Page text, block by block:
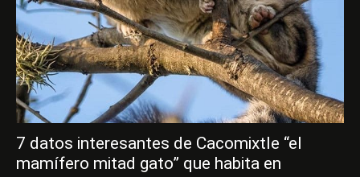
7 datos interesantes de Cacomixtle “el
mamífero mitad gato” que habita en